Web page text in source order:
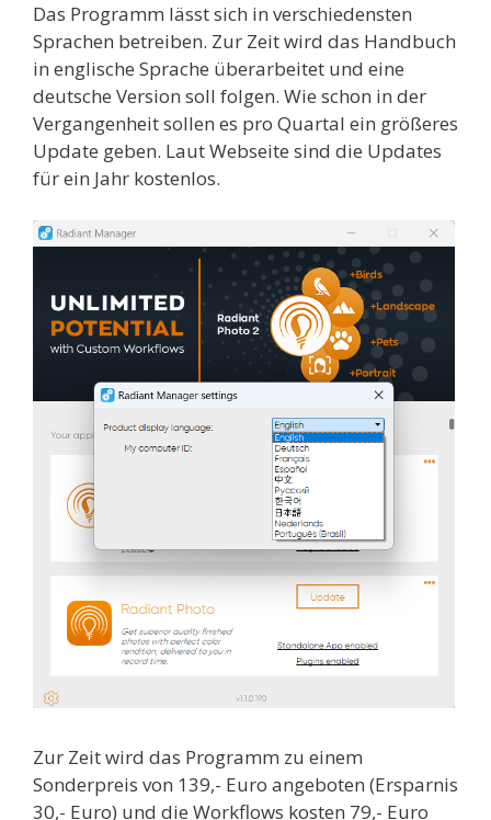
Das Programm lässt sich in verschiedensten
Sprachen betreiben. Zur Zeit wird das Handbuch
in englische Sprache überarbeitet und eine
deutsche Version soll folgen. Wie schon in der
Vergangenheit sollen es pro Quartal ein größeres
Update geben. Laut Webseite sind die Updates
für ein Jahr kostenlos.
Zur Zeit wird das Programm zu einem
Sonderpreis von 139,- Euro angeboten (Ersparnis
30,- Euro) und die Workflows kosten 79,- Euro